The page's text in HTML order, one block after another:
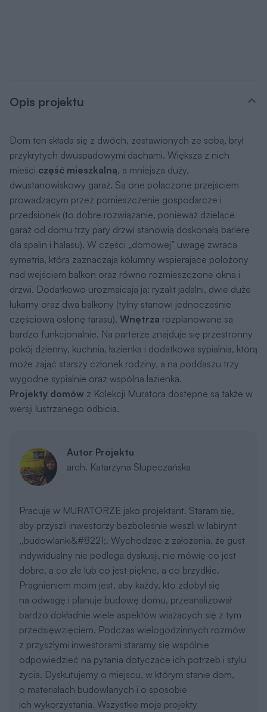
Opis projektu
Dom ten składa się z dwóch, zestawionych ze sobą, brył
przykrytych dwuspadowymi dachami. Większa z nich
mieści część mieszkalną, a mniejsza duży,
dwustanowiskowy garaż. Są one połączone przejściem
prowadzącym przez pomieszczenie gospodarcze i
przedsionek (to dobre rozwiązanie, ponieważ dzielące
garaż od domu trzy pary drzwi stanowią doskonałą barierę
dla spalin i hałasu). W części „domowej” uwagę zwraca
symetria, którą zaznaczają kolumny wspierające położony
nad wejściem balkon oraz równo rozmieszczone okna i
drzwi. Dodatkowo urozmaicają ją: ryzalit jadalni, dwie duże
lukarny oraz dwa balkony (tylny stanowi jednocześnie
częściową osłonę tarasu). Wnętrza rozplanowane są
bardzo funkcjonalnie. Na parterze znajduje się przestronny
pokój dzienny, kuchnia, łazienka i dodatkowa sypialnia, którą
może zająć starszy członek rodziny, a na poddaszu trzy
wygodne sypialnie oraz wspólna łazienka.
Projekty domów z Kolekcji Muratora dostępne są także w
wersji lustrzanego odbicia.
Autor Projektu
arch. Katarzyna Słupeczańska
Pracuję w MURATORZE jako projektant. Staram się,
aby przyszli inwestorzy bezboleśnie weszli w labirynt
,,budowlanki&#8221;. Wychodząc z założenia, że gust
indywidualny nie podlega dyskusji, nie mówię co jest
dobre, a co złe lub co jest piękne, a co brzydkie.
Pragnieniem moim jest, aby każdy, kto zdobył się
na odwagę i planuje budowę domu, przeanalizował
bardzo dokładnie wiele aspektów wiążących się z tym
przedsięwzięciem. Podczas wielogodzinnych rozmów
z przyszłymi inwestorami staramy się wspólnie
odpowiedzieć na pytania dotyczące ich potrzeb i stylu
życia. Dyskutujemy o miejscu, w którym stanie dom,
o materiałach budowlanych i o sposobie
ich wykorzystania. Wszystkie moje projekty